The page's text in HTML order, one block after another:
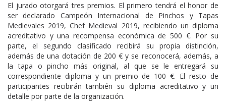
El jurado otorgará tres premios. El primero tendrá el honor de
ser declarado Campeón Internacional de Pinchos y Tapas
Medievales 2019, Chef Medieval 2019, recibiendo un diploma
acreditativo y una recompensa económica de 500 €. Por su
parte, el segundo clasificado recibirá su propia distinción,
además de una dotación de 200 € y se reconocerá, además, a
la tapa o pincho más original, al que se le entregará su
correspondiente diploma y un premio de 100 €. El resto de
participantes recibirán también su diploma acreditativo y un
detalle por parte de la organización.